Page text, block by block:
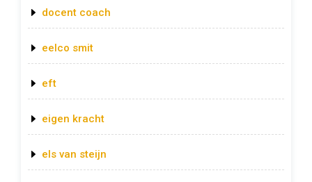
docent coach
eelco smit
eft
eigen kracht
els van steijn